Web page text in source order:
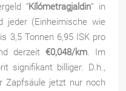
“Kílómetragjaldin” in
(Einheimische wie
3,5 Tonnen 6,95 ISK pro
derzeit €0,048/km. Im
signifikant billiger. D.h.,
Zapfsäule jetzt nur noch